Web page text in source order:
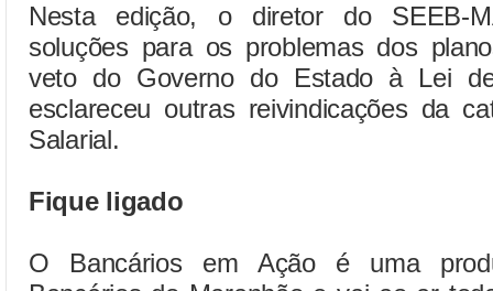
Nesta edição, o diretor do SEEB-
soluções para os problemas dos
veto do Governo do Estado à Lei
esclareceu outras reivindicações da
Salarial.
Fique ligado
O Bancários em Ação é uma